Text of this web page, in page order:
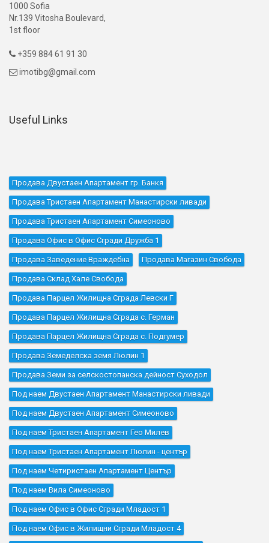
1000 Sofia
Nr.139 Vitosha Boulevard,
1st floor
 +359 884 61 91 30
 imotibg@gmail.com
Useful Links
Продава Двустаен Апартамент гр. Банкя
Продава Тристаен Апартамент Манастирски ливади
Продава Тристаен Апартамент Симеоново
Продава Офис в Офис Сгради Дружба 1
Продава Заведение Враждебна Продава Магазин Свобода
Продава Склад Хале Свобода
Продава Парцел Жилищна Сграда Левски Г
Продава Парцел Жилищна Сграда с. Герман
Продава Парцел Жилищна Сграда с. Подгумер
Продава Земеделска земя Люлин 1
Продава Земи за селскостопанска дейност Суходол
Под наем Двустаен Апартамент Манастирски ливади
Под наем Двустаен Апартамент Симеоново
Под наем Тристаен Апартамент Гео Милев
Под наем Тристаен Апартамент Люлин - център
Под наем Четиристаен Апартамент Център
Под наем Вила Симеоново
Под наем Офис в Офис Сгради Младост 1
Под наем Офис в Жилищни Сгради Младост 4